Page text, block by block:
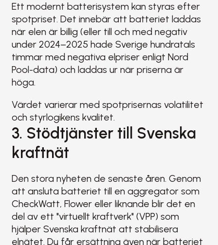
Ett modernt batterisystem kan styras efter
spotpriset. Det innebär att batteriet laddas
när elen är billig (eller till och med negativ
under 2024–2025 hade Sverige hundratals
timmar med negativa elpriser enligt Nord
Pool-data) och laddas ur när priserna är
höga.
Värdet varierar med spotprisernas volatilitet
och styrlogikens kvalitet.
3. Stödtjänster till Svenska
kraftnät
Den stora nyheten de senaste åren. Genom
att ansluta batteriet till en aggregator som
CheckWatt, Flower eller liknande blir det en
del av ett "virtuellt kraftverk" (VPP) som
hjälper Svenska kraftnät att stabilisera
elnätet. Du får ersättning även när batteriet